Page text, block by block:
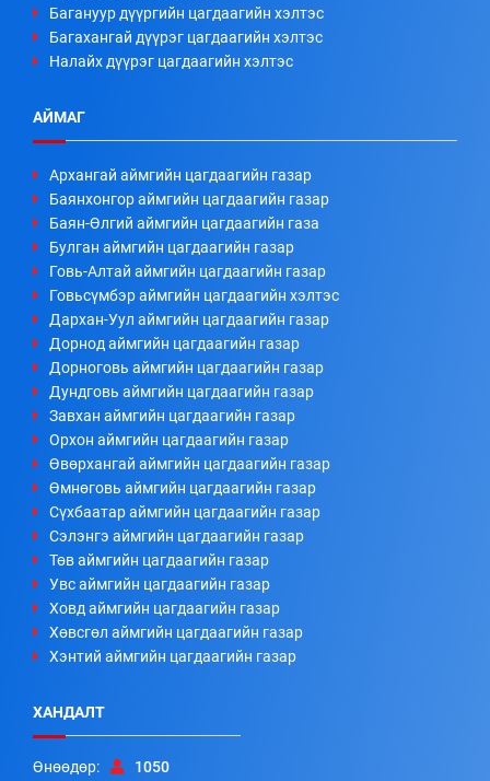
Багануур дүүргийн цагдаагийн хэлтэс
Багахангай дүүрэг цагдаагийн хэлтэс
Налайх дүүрэг цагдаагийн хэлтэс
АЙМАГ
Архангай аймгийн цагдаагийн газар
Баянхонгор аймгийн цагдаагийн газар
Баян-Өлгий аймгийн цагдаагийн газа
Булган аймгийн цагдаагийн газар
Говь-Алтай аймгийн цагдаагийн газар
Говьсүмбэр аймгийн цагдаагийн хэлтэс
Дархан-Уул аймгийн цагдаагийн газар
Дорнод аймгийн цагдаагийн газар
Дорноговь аймгийн цагдаагийн газар
Дундговь аймгийн цагдаагийн газар
Завхан аймгийн цагдаагийн газар
Орхон аймгийн цагдаагийн газар
Өвөрхангай аймгийн цагдаагийн газар
Өмнөговь аймгийн цагдаагийн газар
Сүхбаатар аймгийн цагдаагийн газар
Сэлэнгэ аймгийн цагдаагийн газар
Төв аймгийн цагдаагийн газар
Увс аймгийн цагдаагийн газар
Ховд аймгийн цагдаагийн газар
Хөвсгөл аймгийн цагдаагийн газар
Хэнтий аймгийн цагдаагийн газар
ХАНДАЛТ
Өнөөдөр: 1050